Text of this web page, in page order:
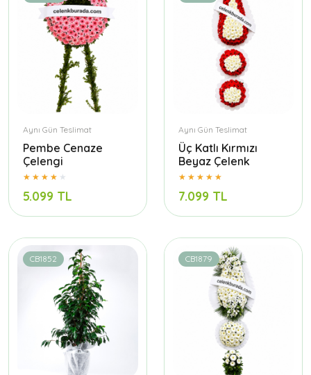
Aynı Gün Teslimat
Pembe Cenaze
Çelengi
5.099 TL
Aynı Gün Teslimat
Üç Katlı Kırmızı
Beyaz Çelenk
7.099 TL
CB1852 CB1879